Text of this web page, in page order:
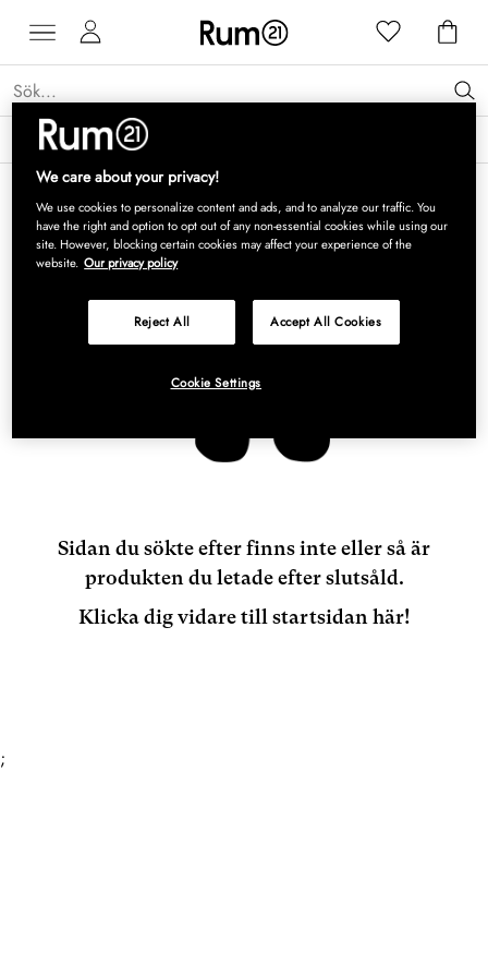
Få 15 % rabatt på Grythyttan Stålmöbler* →
Sidan du sökte efter finns inte eller så är
produkten du letade efter slutsåld.
Klicka dig vidare till startsidan här!
;
We care about your privacy!
We use cookies to personalize content and ads, and to analyze our traffic. You
have the right and option to opt out of any non-essential cookies while using our
site. However, blocking certain cookies may affect your experience of the
website. Our privacy policy
Reject All Accept All Cookies
Cookie Settings